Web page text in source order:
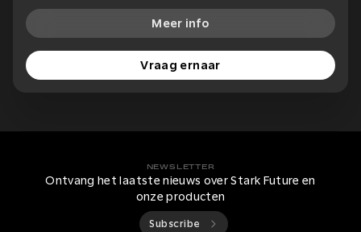
Meer info
Vraag ernaar
NEWSLETTER
Ontvang het laatste nieuws over Stark Future en
onze producten
Subscribe